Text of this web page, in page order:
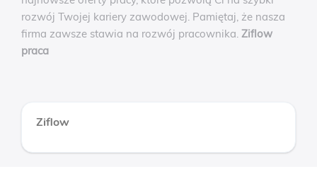
rozwój Twojej kariery zawodowej. Pamiętaj, że nasza
firma zawsze stawia na rozwój pracownika. Ziflow
praca
Ziflow